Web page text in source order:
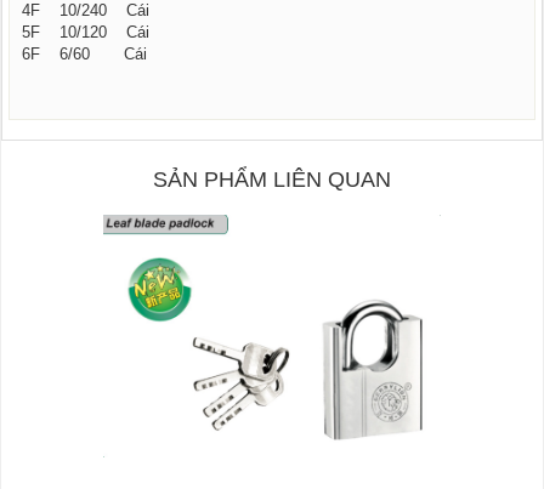
4F 10/240 Cái
5F 10/120 Cái
6F 6/60 Cái
SẢN PHẨM LIÊN QUAN